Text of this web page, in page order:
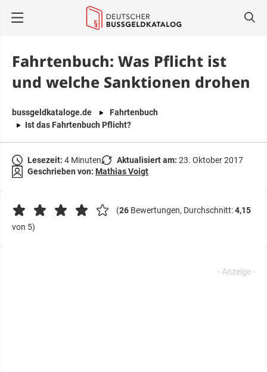
Fahrtenbuch: Was Pflicht ist
und welche Sanktionen drohen
bussgeldkataloge.de
Fahrtenbuch
Ist das Fahrtenbuch Pflicht?
Lesezeit: 4 Minuten Aktualisiert am: 23. Oktober 2017
Geschrieben von: Mathias Voigt
(26 Bewertungen, Durchschnitt:4,15
von 5)